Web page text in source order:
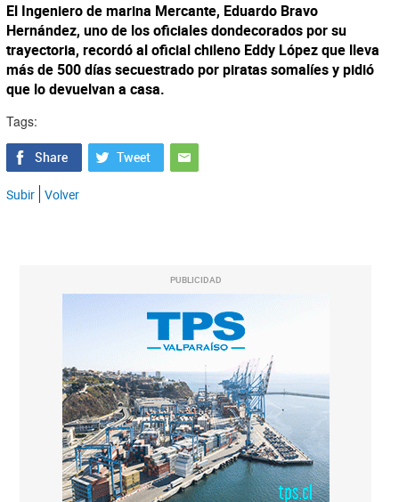
El Ingeniero de marina Mercante, Eduardo Bravo
Hernández, uno de los oficiales dondecorados por su
trayectoria, recordó al oficial chileno Eddy López que lleva
más de 500 días secuestrado por piratas somalíes y pidió
que lo devuelvan a casa.
Tags:
Subir Volver
PUBLICIDAD